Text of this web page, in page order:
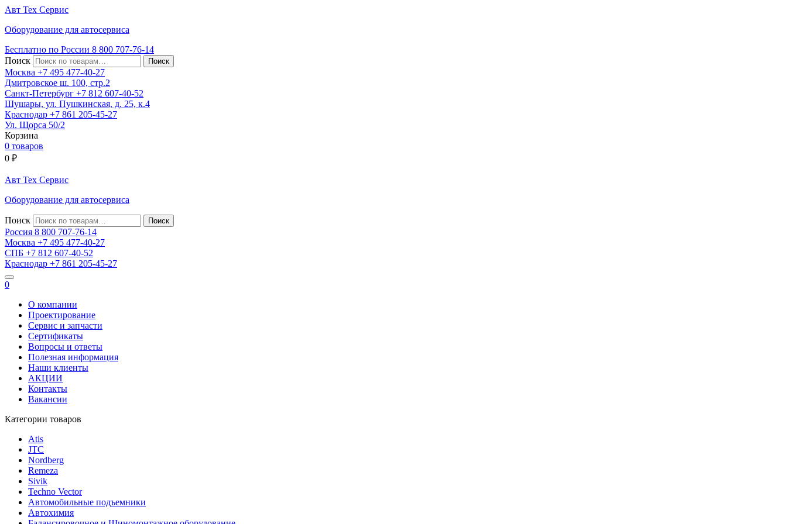
Авт Тех Сервис
Оборудование для автосервиса
Бесплатно по России 8 800 707-76-14
Поиск
Москва +7 495 477-40-27
Дмитровское ш. 100, стр.2
Санкт-Петербург +7 812 607-40-52
Шушары, ул. Пушкинская, д. 25, к.4
Краснодар +7 861 205-45-27
Ул. Щорса 50/2
Корзина
0 товаров
0 ₽
Авт Тех Сервис
Оборудование для автосервиса
Поиск
Россия 8 800 707-76-14
Москва +7 495 477-40-27
СПБ +7 812 607-40-52
Краснодар +7 861 205-45-27
0
О компании
Проектирование
Сервис и запчасти
Сертификаты
Вопросы и ответы
Полезная информация
Наши клиенты
АКЦИИ
Контакты
Вакансии
Категории товаров
Atis
JTC
Nordberg
Remeza
Sivik
Techno Vector
Автомобильные подъемники
Автохимия